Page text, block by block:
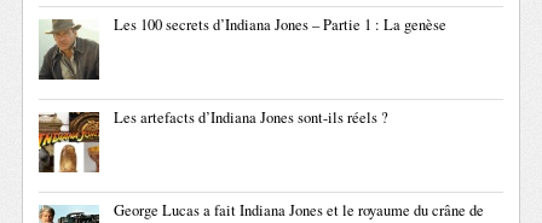
Les 100 secrets d’Indiana Jones – Partie 1 : La genèse
Les artefacts d’Indiana Jones sont-ils réels ?
George Lucas a fait Indiana Jones et le royaume du crâne de